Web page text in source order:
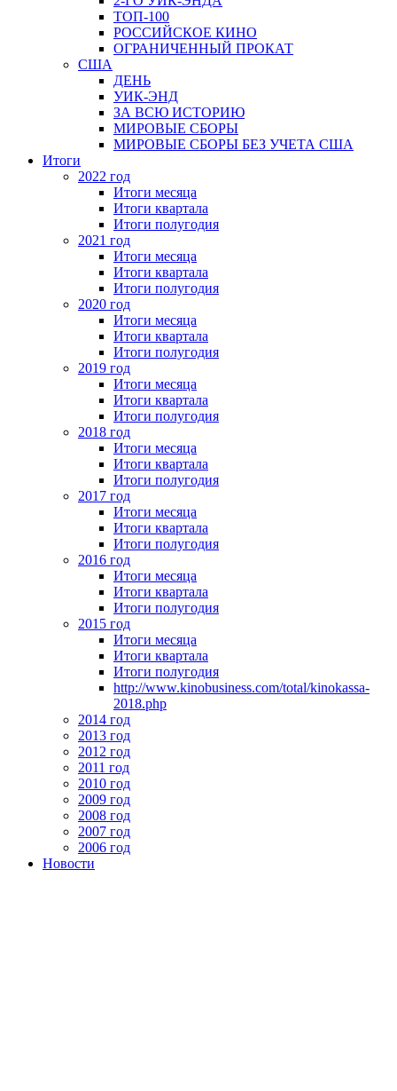
ТОП-100
РОССИЙСКОЕ КИНО
ОГРАНИЧЕННЫЙ ПРОКАТ
США
ДЕНЬ
УИК-ЭНД
ЗА ВСЮ ИСТОРИЮ
МИРОВЫЕ СБОРЫ
МИРОВЫЕ СБОРЫ БЕЗ УЧЕТА США
Итоги
2022 год
Итоги месяца
Итоги квартала
Итоги полугодия
2021 год
Итоги месяца
Итоги квартала
Итоги полугодия
2020 год
Итоги месяца
Итоги квартала
Итоги полугодия
2019 год
Итоги месяца
Итоги квартала
Итоги полугодия
2018 год
Итоги месяца
Итоги квартала
Итоги полугодия
2017 год
Итоги месяца
Итоги квартала
Итоги полугодия
2016 год
Итоги месяца
Итоги квартала
Итоги полугодия
2015 год
Итоги месяца
Итоги квартала
Итоги полугодия
http://www.kinobusiness.com/total/kinokassa-
2018.php
2014 год
2013 год
2012 год
2011 год
2010 год
2009 год
2008 год
2007 год
2006 год
Новости